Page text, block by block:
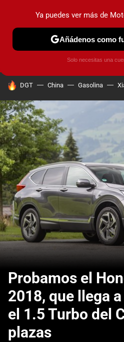
PRUEBAS COCHES
HOY SE HABLA DE
DGT China Gasolina
Probamos el
2018, que llega
el 1.5 Turbo del
plazas
Ya puedes ver más de
Añádenos como
Solo necesitas una